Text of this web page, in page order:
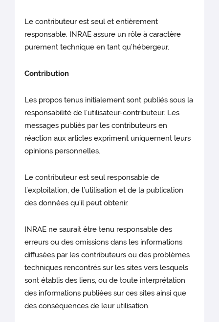
Le contributeur est seul et entièrement
responsable. INRAE assure un rôle à caractère
purement technique en tant qu’hébergeur.
Contribution
Les propos tenus initialement sont publiés sous la
responsabilité de l’utilisateur-contributeur. Les
messages publiés par les contributeurs en
réaction aux articles expriment uniquement leurs
opinions personnelles.
Le contributeur est seul responsable de
l’exploitation, de l’utilisation et de la publication
des données qu’il peut obtenir.
INRAE ne saurait être tenu responsable des
erreurs ou des omissions dans les informations
diffusées par les contributeurs ou des problèmes
techniques rencontrés sur les sites vers lesquels
sont établis des liens, ou de toute interprétation
des informations publiées sur ces sites ainsi que
des conséquences de leur utilisation.